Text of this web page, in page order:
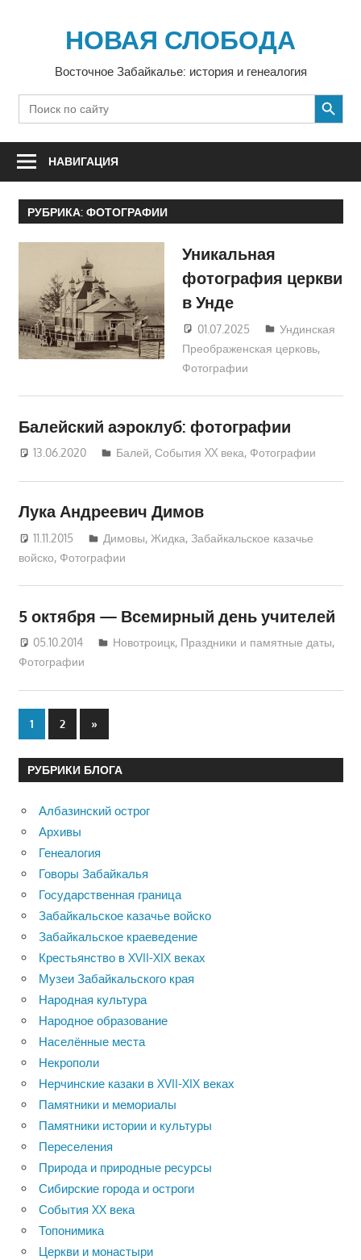
содержимомуНОВАЯ СЛОБОДА
Восточное Забайкалье: история и генеалогия
Search
for:
SEARCH BUTTON
НАВИГАЦИЯ
РУБРИКА: ФОТОГРАФИИ
Уникальная
фотография церкви
в Унде
01.07.2025
Екатерина
Аникина
Ундинская
Преображенская церковь,
Фотографии
Балейский аэроклуб: фотографии
13.06.2020 luzgina
Балей,События XX века, Фотографии
Лука Андреевич Димов
11.11.2015 Екатерина Аникина
Димовы, Жидка, Забайкальское казачье
войско, Фотографии
5 октября — Всемирный день учителей
05.10.2014 Екатерина Аникина
Новотроицк, Праздники и памятные даты,
Фотографии
Пагинация
записей
1 2
Следующие
записи
»
РУБРИКИ БЛОГА
Албазинский острог
Архивы
Генеалогия
Говоры Забайкалья
Государственная граница
Забайкальское казачье войско
Забайкальское краеведение
Крестьянство в XVII-XIX веках
Музеи Забайкальского края
Народная культура
Народное образование
Населённые места
Некрополи
Нерчинские казаки в XVII-XIX веках
Памятники и мемориалы
Памятники истории и культуры
Переселения
Природа и природные ресурсы
Сибирские города и остроги
События XX века
Топонимика
Церкви и монастыри